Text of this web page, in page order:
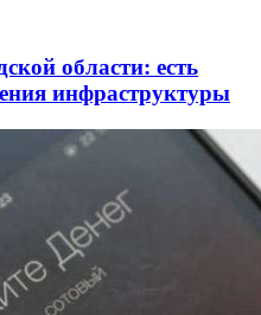
области: есть
инфраструктуры
зарплатного
вошли в топ‑15
фармацевтики